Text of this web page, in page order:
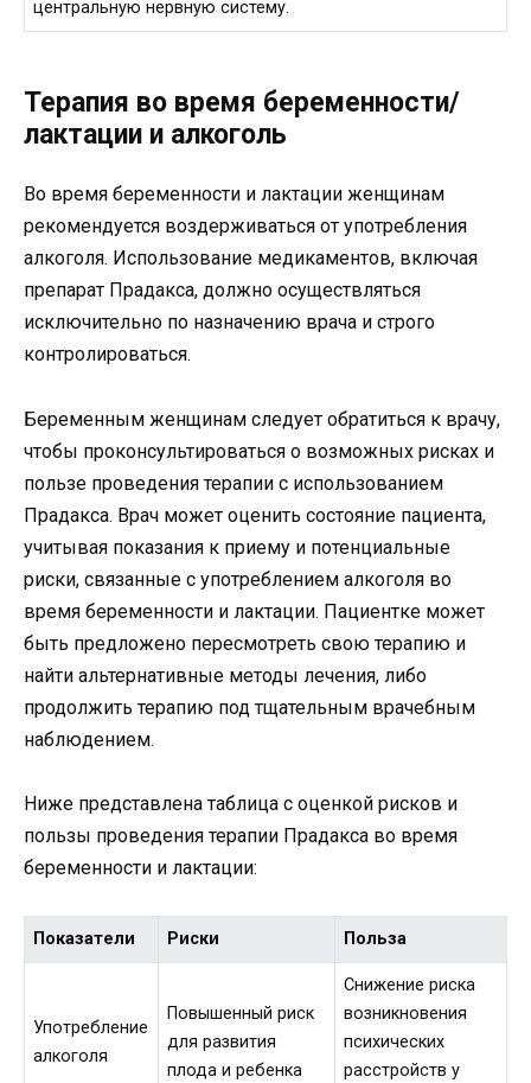
центральную нервную систему.
Терапия во время беременности/
лактации и алкоголь
Во время беременности и лактации женщинам
рекомендуется воздерживаться от употребления
алкоголя. Использование медикаментов, включая
препарат Прадакса, должно осуществляться
исключительно по назначению врача и строго
контролироваться.
Беременным женщинам следует обратиться к врачу,
чтобы проконсультироваться о возможных рисках и
пользе проведения терапии с использованием
Прадакса. Врач может оценить состояние пациента,
учитывая показания к приему и потенциальные
риски, связанные с употреблением алкоголя во
время беременности и лактации. Пациентке может
быть предложено пересмотреть свою терапию и
найти альтернативные методы лечения, либо
продолжить терапию под тщательным врачебным
наблюдением.
Ниже представлена таблица с оценкой рисков и
пользы проведения терапии Прадакса во время
беременности и лактации:
Показатели Риски Польза
Употребление
алкоголя
Повышенный риск
для развития
плода и ребенка
Снижение риска
возникновения
психических
расстройств у